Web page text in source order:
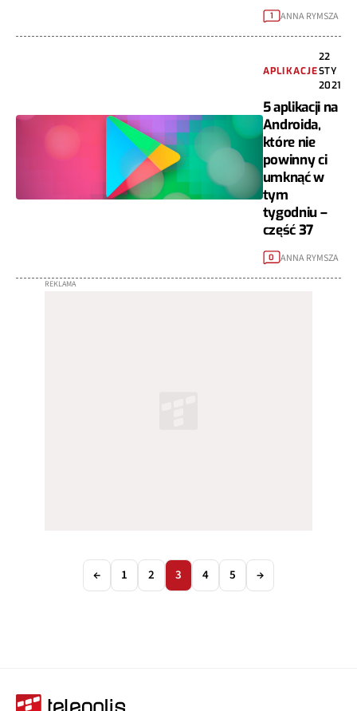
1 ANNA RYMSZA
APLIKACJE
22
STY
2021
5 aplikacji na
Androida,
które nie
powinny ci
umknąć w
tym
tygodniu –
część 37
0 ANNA RYMSZA
← 1 2 3 4 5 →